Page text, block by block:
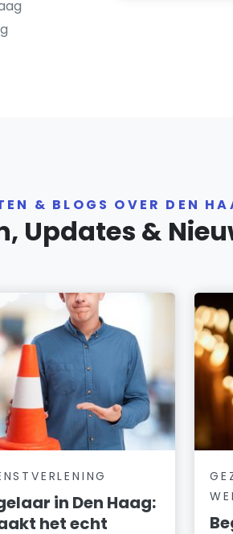
& BLOGS OVER DEN
Updates &
in Den Haag:
het echt